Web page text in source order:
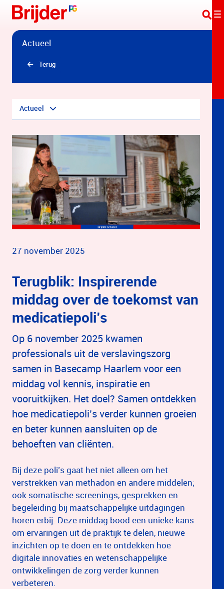
Overslaan en naar hoofdinhoud gaan
Actueel
Terug
Actueel
27 november 2025
Terugblik: Inspirerende
middag over de toekomst van
medicatiepoli’s
Op 6 november 2025 kwamen
professionals uit de verslavingszorg
samen in Basecamp Haarlem voor een
middag vol kennis, inspiratie en
vooruitkijken. Het doel? Samen ontdekken
hoe medicatiepoli’s verder kunnen groeien
en beter kunnen aansluiten op de
behoeften van cliënten.
Bij deze poli’s gaat het niet alleen om het
verstrekken van methadon en andere middelen;
ook somatische screenings, gesprekken en
begeleiding bij maatschappelijke uitdagingen
horen erbij. Deze middag bood een unieke kans
om ervaringen uit de praktijk te delen, nieuwe
inzichten op te doen en te ontdekken hoe
digitale innovaties en wetenschappelijke
ontwikkelingen de zorg verder kunnen
verbeteren.